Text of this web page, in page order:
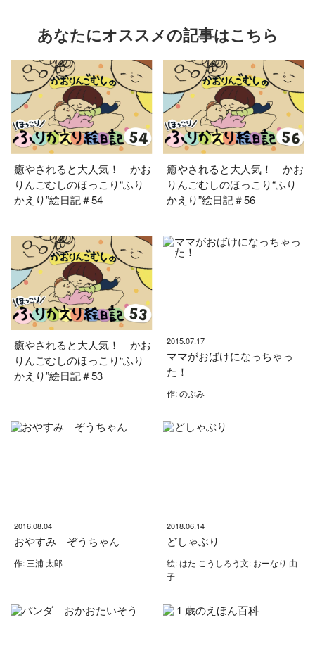
あなたにオススメの記事はこちら
癒やされると大人気！ かお
りんごむしのほっこり“ふり
かえり”絵日記＃54
癒やされると大人気！ かお
りんごむしのほっこり“ふり
かえり”絵日記＃56
癒やされると大人気！ かお
りんごむしのほっこり“ふり
かえり”絵日記＃53
2015.07.17
ママがおばけになっちゃっ
た！
作: のぶみ
2016.08.04
おやすみ ぞうちゃん
作: 三浦 太郎
2018.06.14
どしゃぶり
絵: はた こうしろう文: おーなり 由
子